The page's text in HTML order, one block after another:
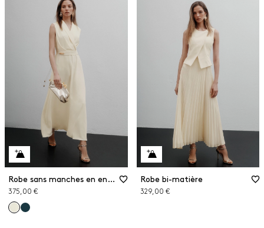
Robe sans manches en envers satin
375,00 €
Robe bi-matière
329,00 €